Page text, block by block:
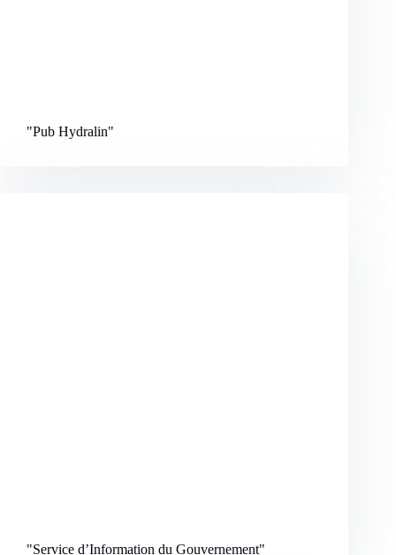
"Pub Hydralin"
"Service d’Information du Gouvernement"